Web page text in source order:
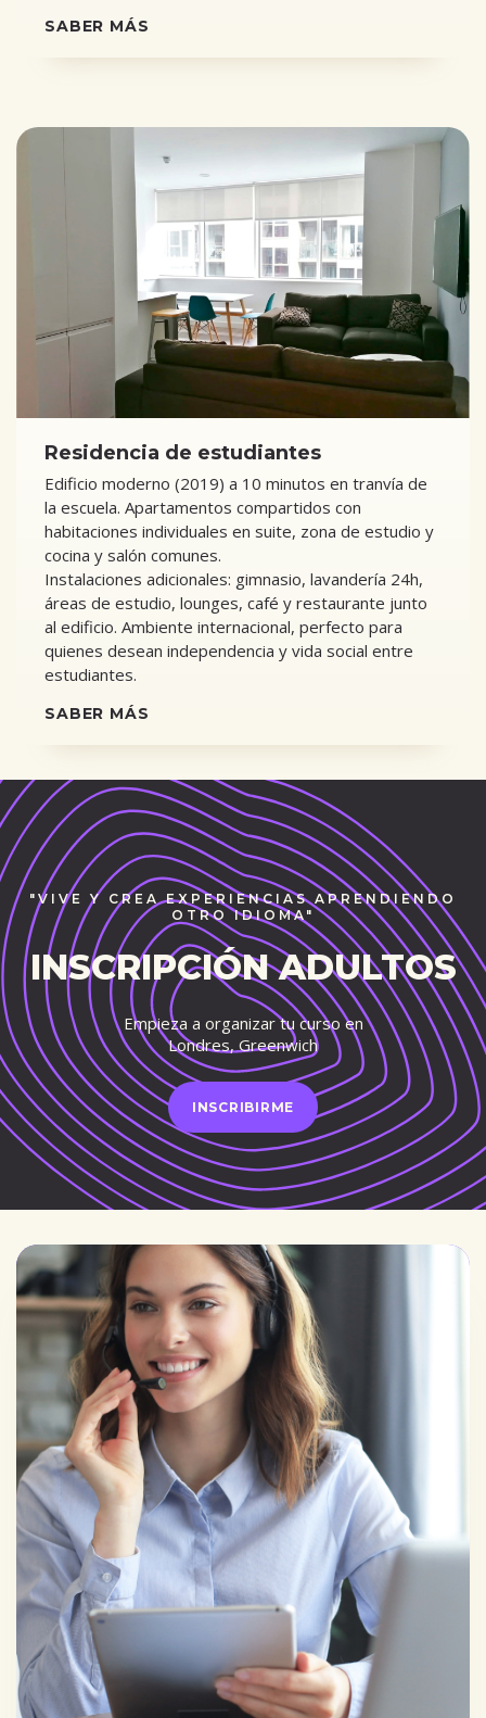
SABER MÁS
Residencia de estudiantes
Edificio moderno (2019) a 10 minutos en tranvía de
la escuela. Apartamentos compartidos con
habitaciones individuales en suite, zona de estudio y
cocina y salón comunes.
Instalaciones adicionales: gimnasio, lavandería 24h,
áreas de estudio, lounges, café y restaurante junto
al edificio. Ambiente internacional, perfecto para
quienes desean independencia y vida social entre
estudiantes.
SABER MÁS
"VIVE Y CREA EXPERIENCIAS APRENDIENDO
OTRO IDIOMA"
INSCRIPCIÓN ADULTOS
Empieza a organizar tu curso en
Londres, Greenwich
INSCRIBIRME